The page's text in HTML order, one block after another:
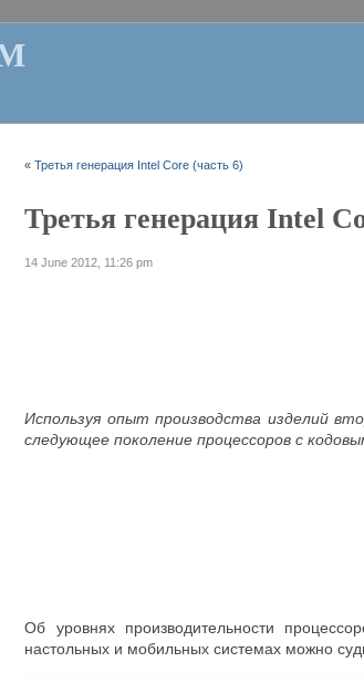
«Третья генерация Intel Core (часть 6)
Третья генерация Intel
14 June 2012, 11:26 pm
Используя опыт производства изделий
следующее поколение процессоров с
Об уровнях производительности
настольных и мобильных системах можно